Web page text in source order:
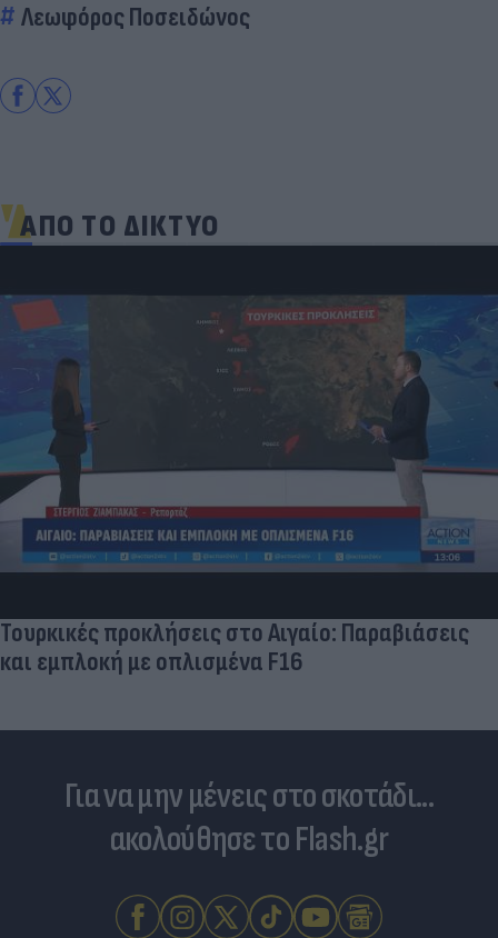
Λεωφόρος Ποσειδώνος
ΑΠΟ ΤΟ ΔΙΚΤΥΟ
Τουρκικές προκλήσεις στο Αιγαίο: Παραβιάσεις
και εμπλοκή με οπλισμένα F16
Για να μην μένεις στο σκοτάδι...
ακολούθησε το Flash.gr